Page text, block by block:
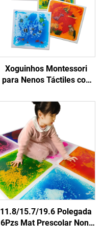
Xoguinhos Montessori
para Nenos Táctiles con
Tapetes Sensoriais
Líquidos Para Aliviar
Ansiedade Adequados
para Autismo
11.8/15.7/19.6 Polegada
6Pzs Mat Prescolar Non-